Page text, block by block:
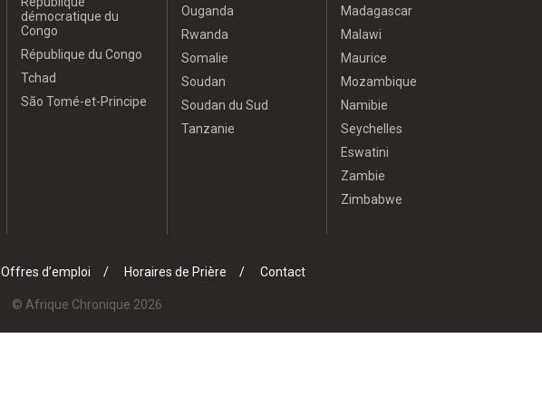
démocratique du
Congo
République du Congo
Tchad
São Tomé-et-Principe
Ouganda
Rwanda
Somalie
Soudan
Soudan du Sud
Tanzanie
Madagascar
Malawi
Maurice
Mozambique
Namibie
Seychelles
Eswatini
Zambie
Zimbabwe
Offres d’emploi Horaires de Prière Contact
© Afrique Chronique 2026